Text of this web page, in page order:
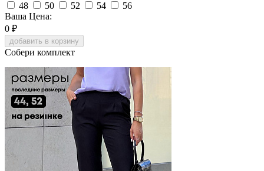
48 50 52 54
56
Ваша Цена:
0 ₽
добавить в корзину
Собери комплект